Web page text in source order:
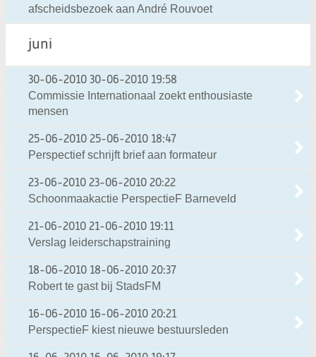
afscheidsbezoek aan André Rouvoet
juni
30-06-2010 30-06-2010 19:58
Commissie Internationaal zoekt enthousiaste
mensen
25-06-2010 25-06-2010 18:47
Perspectief schrijft brief aan formateur
23-06-2010 23-06-2010 20:22
Schoonmaakactie PerspectieF Barneveld
21-06-2010 21-06-2010 19:11
Verslag leiderschapstraining
18-06-2010 18-06-2010 20:37
Robert te gast bij StadsFM
16-06-2010 16-06-2010 20:21
PerspectieF kiest nieuwe bestuursleden